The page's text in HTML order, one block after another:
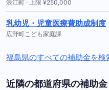
浪江町 · 上限 ¥250,000
乳幼児・児童医療費助成制度
広野町こども家庭課
福島県のすべての補助金を
近隣の都道府県の補助金